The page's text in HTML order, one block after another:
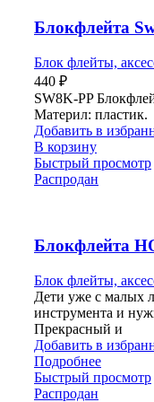
Блокфлейта
Блок флейты,
440 ₽
SW8K-PP
Материл: пластик.
Добавить в
В корзину
Быстрый просмотр
Распродан
Блокфлейта
Блок флейты,
Дети уже с малых
инструмента и
Прекрасный и
Добавить в
Подробнее
Быстрый просмотр
Распродан